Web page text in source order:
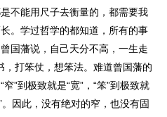
不能用尺子去衡量的，都需要我
。学过哲学的都知道，所有的事
国藩说，自己天分不高，一生走
打笨仗，想笨法。难道曾国藩的
”到极致就是“宽”，“笨”到极致就
。因此，没有绝对的窄，也没有固